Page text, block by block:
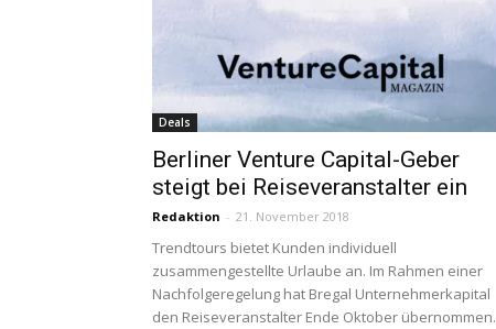
Deals
Berliner Venture Capital-Geber
steigt bei Reiseveranstalter ein
Redaktion - 21. November 2018
Trendtours bietet Kunden individuell
zusammengestellte Urlaube an. Im Rahmen einer
Nachfolgeregelung hat Bregal Unternehmerkapital
den Reiseveranstalter Ende Oktober übernommen.